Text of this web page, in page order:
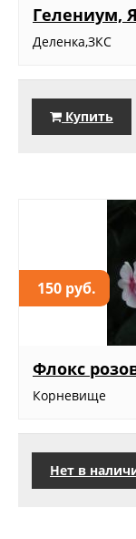
Гелениум,
Деленка,ЗКС
Купить
150 руб.
Флокс
Корневище
Нет в